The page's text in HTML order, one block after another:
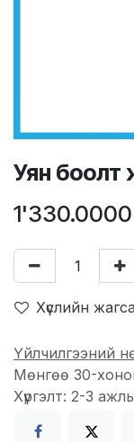
Уян
1'330.0000
Хүслийн
Үйлчилгээний
Мөнгөө 30-
Хүргэлт: 2-3